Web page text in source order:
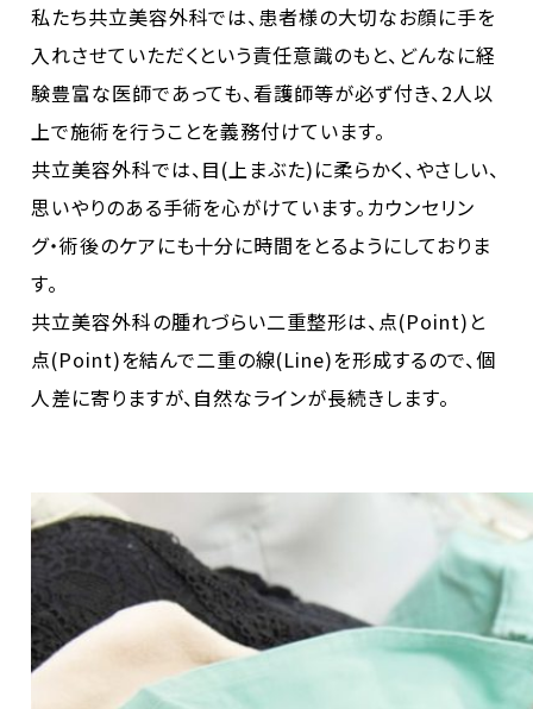
私たち共立美容外科では、患者様の大切なお顔に手を
入れさせていただくという責任意識のもと、どんなに経
験豊富な医師であっても、看護師等が必ず付き、2人以
上で施術を行うことを義務付けています。
共立美容外科では、目(上まぶた)に柔らかく、やさしい、
思いやりのある手術を心がけています。カウンセリン
グ・術後のケアにも十分に時間をとるようにしておりま
す。
共立美容外科の腫れづらい二重整形は、点(Point)と
点(Point)を結んで二重の線(Line)を形成するので、個
人差に寄りますが、自然なラインが長続きします。